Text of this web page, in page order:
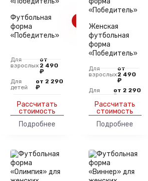
Футбольная
форма
«Победитель»
Для
взрослых
от
2 490
₽
Для
детей
от 2 290
₽
Рассчитать
стоимость
Подробнее
Женская
футбольная
форма
«Победитель»
Для
взрослых
от
2 490
₽
Для
от 2 290
₽
Рассчитать
стоимость
Подробнее